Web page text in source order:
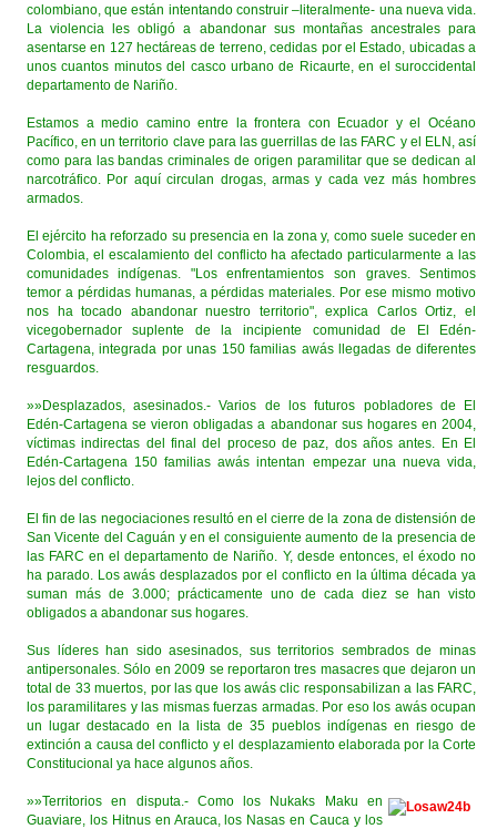
colombiano, que están intentando construir –literalmente- una nueva vida.
La violencia les obligó a abandonar sus montañas ancestrales para
asentarse en 127 hectáreas de terreno, cedidas por el Estado, ubicadas a
unos cuantos minutos del casco urbano de Ricaurte, en el suroccidental
departamento de Nariño.
Estamos a medio camino entre la frontera con Ecuador y el Océano
Pacífico, en un territorio clave para las guerrillas de las FARC y el ELN, así
como para las bandas criminales de origen paramilitar que se dedican al
narcotráfico. Por aquí circulan drogas, armas y cada vez más hombres
armados.
El ejército ha reforzado su presencia en la zona y, como suele suceder en
Colombia, el escalamiento del conflicto ha afectado particularmente a las
comunidades indígenas. "Los enfrentamientos son graves. Sentimos
temor a pérdidas humanas, a pérdidas materiales. Por ese mismo motivo
nos ha tocado abandonar nuestro territorio", explica Carlos Ortiz, el
vicegobernador suplente de la incipiente comunidad de El Edén-
Cartagena, integrada por unas 150 familias awás llegadas de diferentes
resguardos.
»»Desplazados, asesinados.- Varios de los futuros pobladores de El
Edén-Cartagena se vieron obligadas a abandonar sus hogares en 2004,
víctimas indirectas del final del proceso de paz, dos años antes. En El
Edén-Cartagena 150 familias awás intentan empezar una nueva vida,
lejos del conflicto.
El fin de las negociaciones resultó en el cierre de la zona de distensión de
San Vicente del Caguán y en el consiguiente aumento de la presencia de
las FARC en el departamento de Nariño. Y, desde entonces, el éxodo no
ha parado. Los awás desplazados por el conflicto en la última década ya
suman más de 3.000; prácticamente uno de cada diez se han visto
obligados a abandonar sus hogares.
Sus líderes han sido asesinados, sus territorios sembrados de minas
antipersonales. Sólo en 2009 se reportaron tres masacres que dejaron un
total de 33 muertos, por las que los awás clic responsabilizan a las FARC,
los paramilitares y las mismas fuerzas armadas. Por eso los awás ocupan
un lugar destacado en la lista de 35 pueblos indígenas en riesgo de
extinción a causa del conflicto y el desplazamiento elaborada por la Corte
Constitucional ya hace algunos años.
»»Territorios en disputa.- Como los Nukaks Maku en
Guaviare, los Hitnus en Arauca, los Nasas en Cauca y los